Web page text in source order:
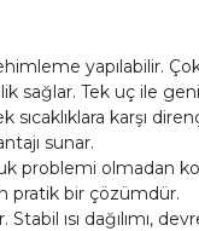
yapılabilir. Çok
Tek uç ile
sıcaklıklara karşı
sunar.
problemi olmadan
pratik bir çözümdür.
ısı dağılımı,